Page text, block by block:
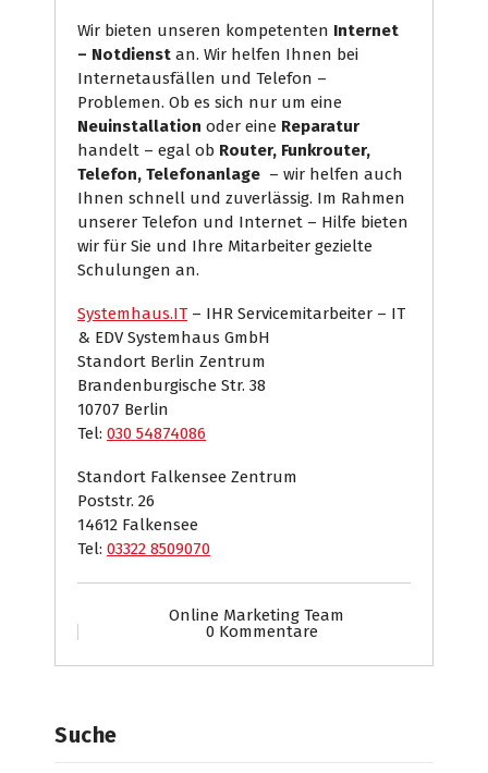
Wir bieten unseren kompetenten Internet
– Notdienst an. Wir helfen Ihnen bei
Internetausfällen und Telefon –
Problemen. Ob es sich nur um eine
Neuinstallation oder eine Reparatur
handelt – egal ob Router, Funkrouter,
Telefon, Telefonanlage – wir helfen auch
Ihnen schnell und zuverlässig. Im Rahmen
unserer Telefon und Internet – Hilfe bieten
wir für Sie und Ihre Mitarbeiter gezielte
Schulungen an.
Systemhaus.IT – IHR Servicemitarbeiter – IT
& EDV Systemhaus GmbH
Standort Berlin Zentrum
Brandenburgische Str. 38
10707 Berlin
Tel: 030 54874086
Standort Falkensee Zentrum
Poststr. 26
14612 Falkensee
Tel: 03322 8509070
Online Marketing Team
0 Kommentare
Suche